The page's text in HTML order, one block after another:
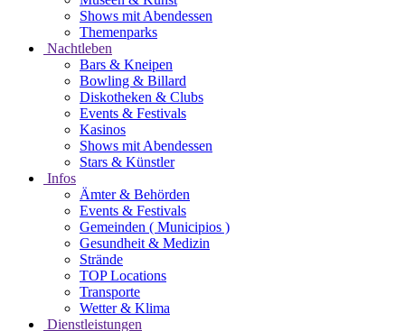
Shows mit Abendessen
Themenparks
Nachtleben
Bars & Kneipen
Bowling & Billard
Diskotheken & Clubs
Events & Festivals
Kasinos
Shows mit Abendessen
Stars & Künstler
Infos
Ämter & Behörden
Events & Festivals
Gemeinden ( Municipios )
Gesundheit & Medizin
Strände
TOP Locations
Transporte
Wetter & Klima
Dienstleistungen